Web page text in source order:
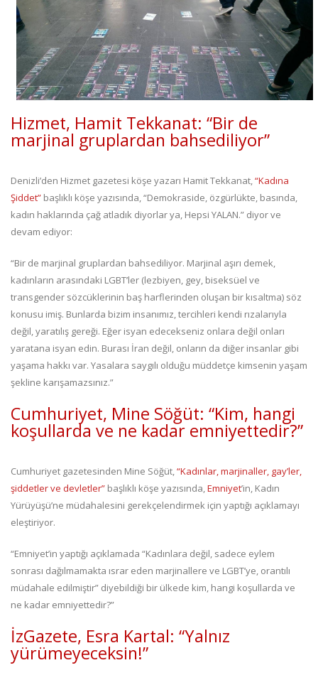
Hizmet, Hamit Tekkanat: “Bir de
marjinal gruplardan bahsediliyor”
Denizli’den Hizmet gazetesi köşe yazarı Hamit Tekkanat,“Kadına
Şiddet” başlıklı köşe yazısında, “Demokraside, özgürlükte, basında,
kadın haklarında çağ atladık diyorlar ya, Hepsi YALAN.” diyor ve
devam ediyor:
“Bir de marjinal gruplardan bahsediliyor. Marjinal aşırı demek,
kadınların arasındaki LGBT’ler (lezbiyen, gey, biseksüel ve
transgender sözcüklerinin baş harflerinden oluşan bir kısaltma) söz
konusu imiş. Bunlarda bizim insanımız, tercihleri kendi rızalarıyla
değil, yaratılış gereği. Eğer isyan edecekseniz onlara değil onları
yaratana isyan edin. Burası İran değil, onların da diğer insanlar gibi
yaşama hakkı var. Yasalara saygılı olduğu müddetçe kimsenin yaşam
şekline karışamazsınız.”
Cumhuriyet, Mine Söğüt: “Kim, hangi
koşullarda ve ne kadar emniyettedir?”
Cumhuriyet gazetesinden Mine Söğüt,“Kadınlar, marjinaller, gay’ler,
şiddetler ve devletler” başlıklı köşe yazısında,Emniyet’in, Kadın
Yürüyüşü’ne müdahalesini gerekçelendirmek için yaptığı açıklamayı
eleştiriyor.
“Emniyet’in yaptığı açıklamada “Kadınlara değil, sadece eylem
sonrası dağılmamakta ısrar eden marjinallere ve LGBT’ye, orantılı
müdahale edilmiştir” diyebildiği bir ülkede kim, hangi koşullarda ve
ne kadar emniyettedir?”
İzGazete, Esra Kartal: “Yalnız
yürümeyeceksin!”